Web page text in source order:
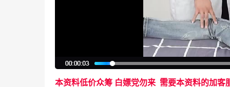
本资料低价众筹 白嫖党勿来 需要本资料的加客